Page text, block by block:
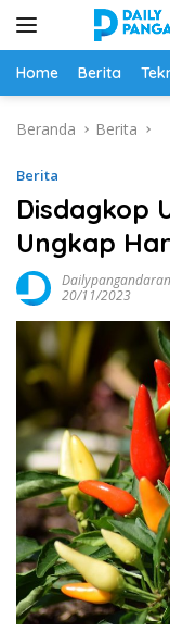
Home Berita
Beranda Berita
Berita
Disdagkop
Ungkap
Dailypangandaran
20/11/2023